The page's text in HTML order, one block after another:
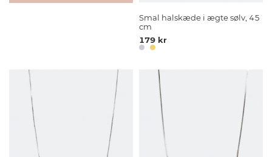
Smal halskæde i ægte sølv, 45
cm
179 kr